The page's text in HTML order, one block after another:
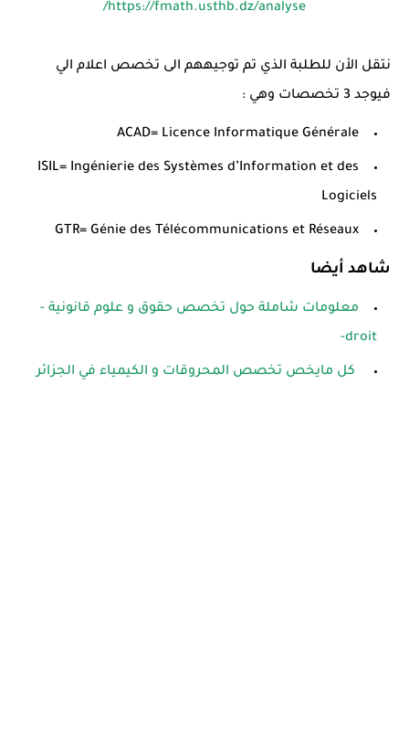
https://fmath.usthb.dz/analyse/
نتقل الأن للطلبة الذي تم توجيههم الى تخصص اعلام الي
فيوجد 3 تخصصات وهي :
ACAD= Licence Informatique Générale
ISIL= Ingénierie des Systèmes d’Information et des
Logiciels
GTR= Génie des Télécommunications et Réseaux
شاهد أيضا
معلومات شاملة حول تخصص حقوق و علوم قانونية -
droit-
كل مايخص تخصص المحروقات و الكيمياء في الجزائر